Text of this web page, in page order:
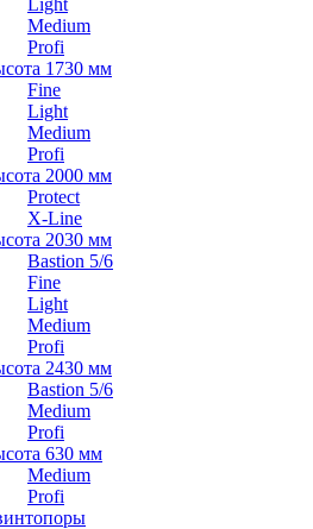
Light
Medium
Profi
1730 мм
Fine
Light
Medium
Profi
2000 мм
Protect
X-Line
2030 мм
Bastion 5/6
Fine
Light
Medium
Profi
2430 мм
Bastion 5/6
Medium
Profi
630 мм
Medium
Profi